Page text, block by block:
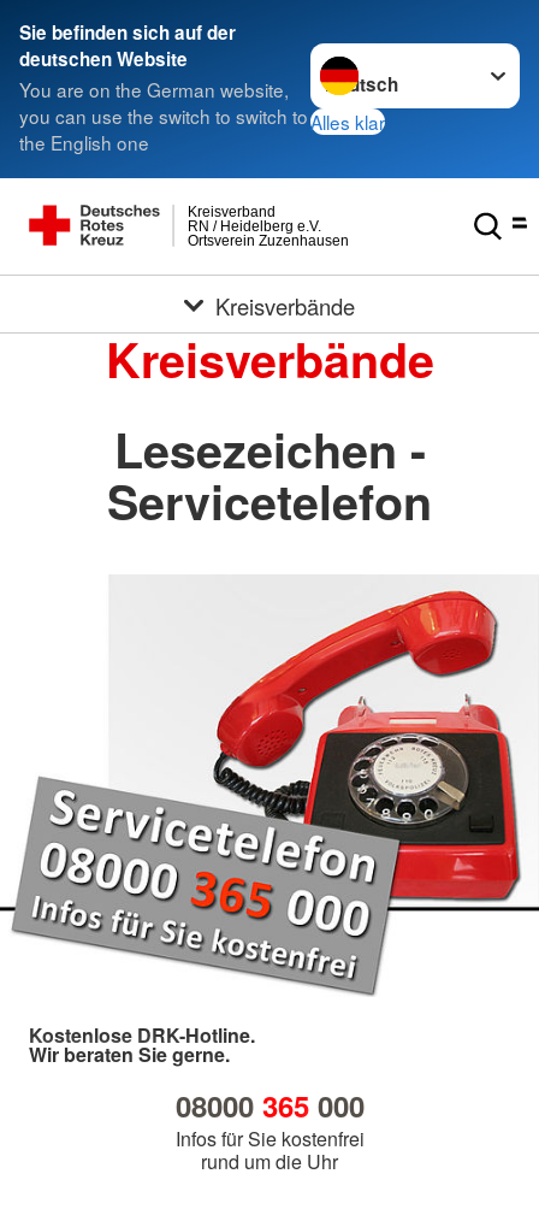
Sie befinden sich auf der
deutschen Website
You are on the German website,
you can use the switch to switch to
the English one
Sprache wechseln zu
Alles klar
Ortsverein Zuzenhausen
RN / Heidelberg e.V.
Kreisverband
Kreisverbände
Kreisverbände
Lesezeichen -
Servicetelefon
Kostenlose DRK-Hotline.
Wir beraten Sie gerne.
08000 365000
Infos für Sie kostenfrei
rund um die Uhr